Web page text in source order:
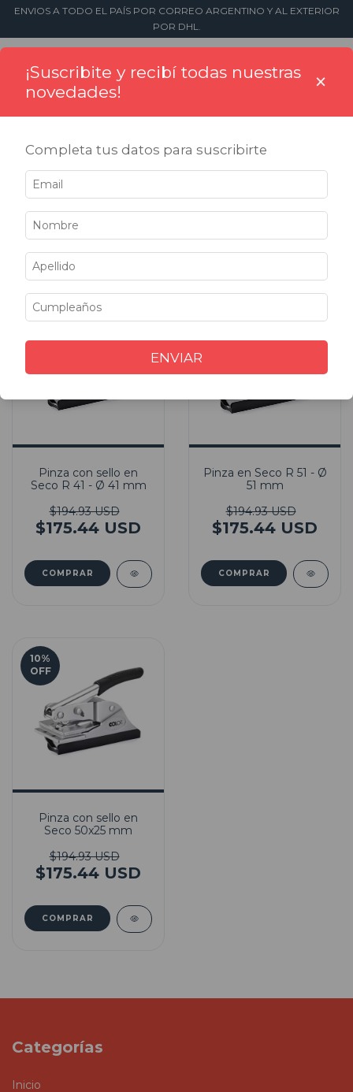
ENVIOS A TODO EL PAÍS POR CORREO ARGENTINO Y AL EXTERIOR
POR DHL.
Inicio > Sellos > Pinzas Sellos en Seco
Pinzas Sellos en Seco
Filtrar
10%
Pinza con sello en
Seco R 41 - Ø 41 mm
$194.93 USD
$175.44 USD
Pinza en Seco R 51 - Ø
51 mm
$194.93 USD
$175.44 USD
10%
OFF
Pinza con sello en
Seco 50x25 mm
$194.93 USD
$175.44 USD
Categorías
Inicio
¡Suscribite y recibí todas nuestras
novedades!
×
Completa tus datos para suscribirte
ENVIAR